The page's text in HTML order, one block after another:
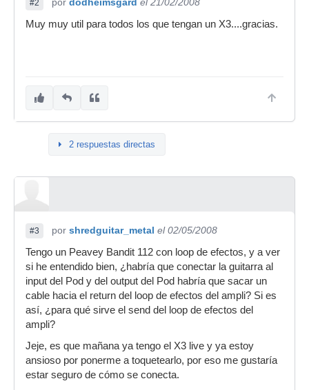
#2
Muy muy util para todos los que tengan un X3....gracias.
2 respuestas directas
#3 por shredguitar_metal el 02/05/2008
Tengo un Peavey Bandit 112 con loop de efectos, y a ver
si he entendido bien, ¿habría que conectar la guitarra al
input del Pod y del output del Pod habría que sacar un
cable hacia el return del loop de efectos del ampli? Si es
así, ¿para qué sirve el send del loop de efectos del
ampli?
Jeje, es que mañana ya tengo el X3 live y ya estoy
ansioso por ponerme a toquetearlo, por eso me gustaría
estar seguro de cómo se conecta.